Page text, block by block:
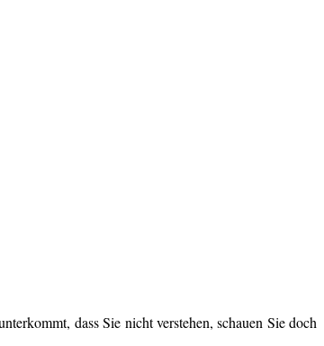
dass Sie nicht verstehen, schauen Sie doch